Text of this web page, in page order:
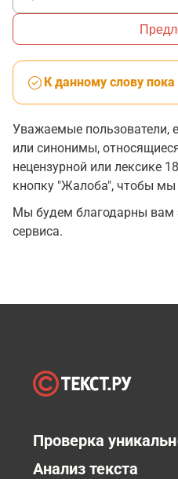
К данному слову
Уважаемые пользователи,
или синонимы,
нецензурной или лексике
кнопку "Жалоба", чтобы мы
Мы будем благодарны вам
сервиса.
Проверка
Анализ текста